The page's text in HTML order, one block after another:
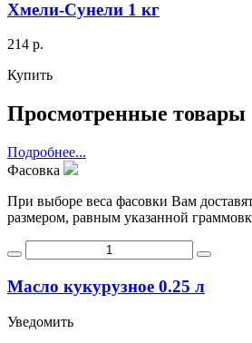
Хмели-Сунели 1 кг
214 р.
Купить
Просмотренные товары
Подробнее...
Фасовка
При выборе веса фасовки Вам
размером, равным указанной
Масло кукурузное 0.25 л
Уведомить